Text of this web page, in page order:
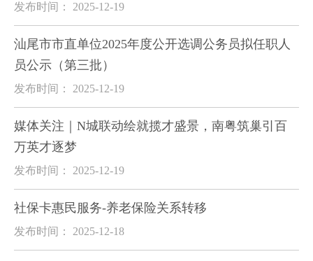
发布时间： 2025-12-19
汕尾市市直单位2025年度公开选调公务员拟任职人
员公示（第三批）
发布时间： 2025-12-19
媒体关注｜N城联动绘就揽才盛景，南粤筑巢引百
万英才逐梦
发布时间： 2025-12-19
社保卡惠民服务-养老保险关系转移
发布时间： 2025-12-18